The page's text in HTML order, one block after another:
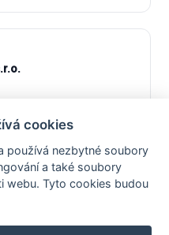
Chemie a materiály,
cookies
používá nezbytné soubory
a také soubory
webu. Tyto cookies budou